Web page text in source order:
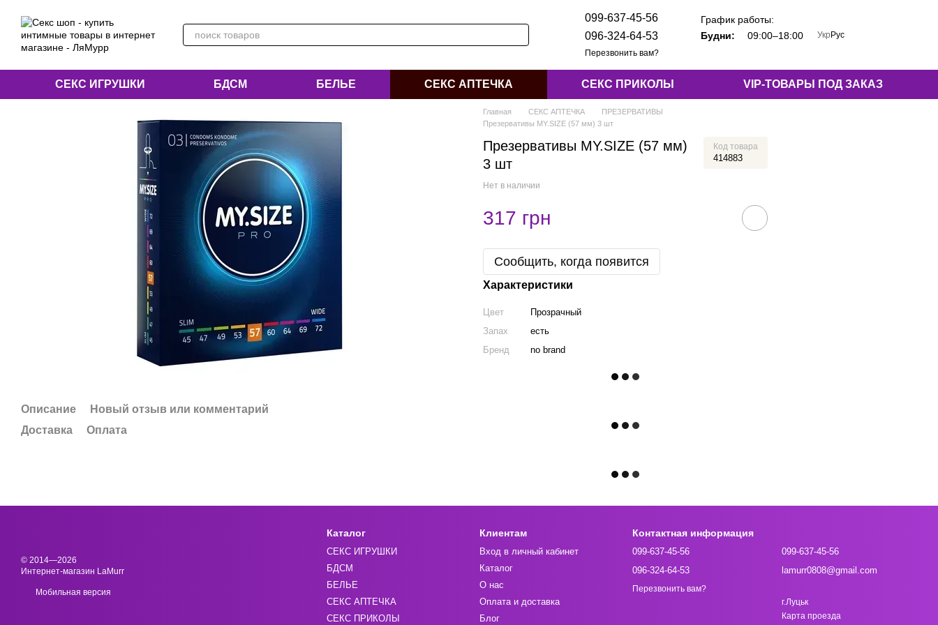
099-637-45-56
096-324-64-53
Перезвонить вам?
График работы:
Будни:
09:00–18:00 Укр Рус
СЕКС ИГРУШКИ БДСМ БЕЛЬЕ СЕКС АПТЕЧКА СЕКС ПРИКОЛЫ VIP-ТОВАРЫ ПОД ЗАКАЗ
Описание
Новый отзыв или комментарий
Доставка
Оплата
Главная СЕКС АПТЕЧКА
ПРЕЗЕРВАТИВЫ
Презервативы MY.SIZE (57 мм) 3 шт
Презервативы MY.SIZE (57 мм)
3 шт
Код товара
414883
Нет в наличии
317 грн
Сообщить, когда появится
Характеристики
Цвет
Прозрачный
Запах
есть
Бренд
no brand
© 2014—2026
Интернет-магазин LaMurr
Мобильная версия
Каталог
СЕКС ИГРУШКИ
БДСМ
БЕЛЬЕ
СЕКС АПТЕЧКА
СЕКС ПРИКОЛЫ
Клиентам
Вход в личный кабинет
Каталог
О нас
Оплата и доставка
Блог
Контактная информация
099-637-45-56
096-324-64-53
Перезвонить вам?
099-637-45-56
lamurr0808@gmail.com
г.Луцьк
Карта проезда